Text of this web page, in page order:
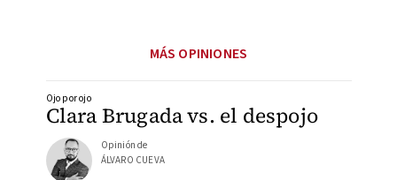
MÁS OPINIONES
Clara Brugada vs. el despojo
Ojo por ojo
Opinión de
ÁLVARO CUEVA